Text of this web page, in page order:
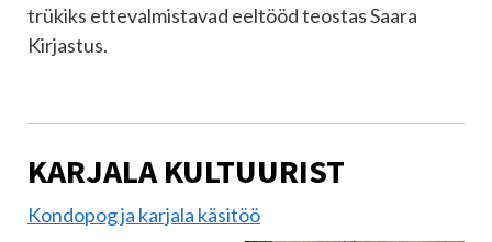
trükiks ettevalmistavad eeltööd teostas Saara
Kirjastus.
KARJALA KULTUURIST
Kondopog ja karjala käsitöö